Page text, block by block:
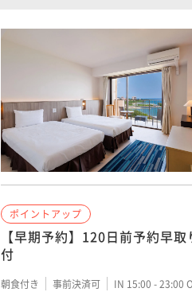
【宿の日】～宮古ブルーに癒
イント5％UPプラン/朝食付
朝食付き 現地決済可 事前決済可 IN
ポイントアップ
【ベストレート】直前までご
類が並ぶ島食材ブッフェ/朝食
朝食付き 現地決済可 事前決済可 IN
ポイントアップ
【早期予約】120日前予約早
付
朝食付き 事前決済可 IN 15:00 - 23:00